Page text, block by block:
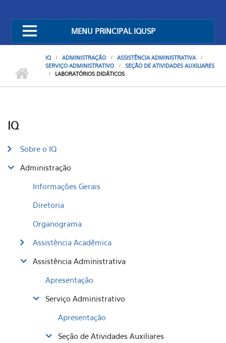
MENU PRINCIPAL IQUSP
IQ ADMINISTRAÇÃO
ASSISTÊNCIA ADMINISTRATIVA
SERVIÇO ADMINISTRATIVO
SEÇÃO DE ATIVIDADES AUXILIARES
LABORATÓRIOS DIDÁTICOS
IQ
Sobre o IQ
Administração
Informações Gerais
Diretoria
Organograma
Assistência Acadêmica
Assistência Administrativa
Apresentação
Serviço Administrativo
Apresentação
Seção de Atividades Auxiliares